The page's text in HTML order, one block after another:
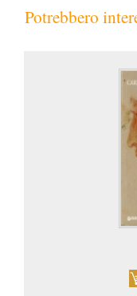
Potrebbero